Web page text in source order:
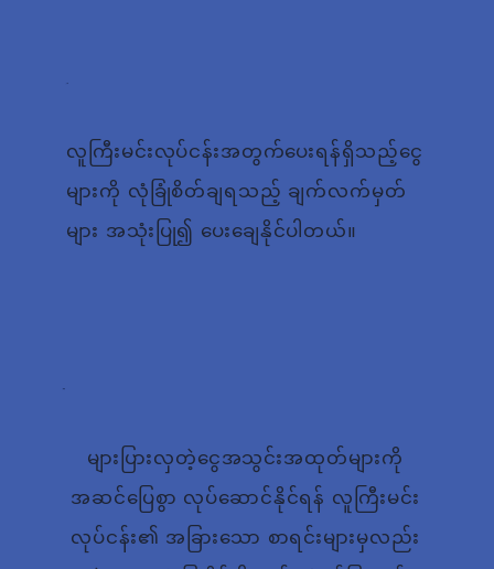
လူကြီးမင်းလုပ်ငန်းအတွက်ပေးရန်ရှိသည့်ငွေ
များကို လုံခြုံစိတ်ချရသည့် ချက်လက်မှတ်
များ အသုံးပြု၍ ပေးချေနိုင်ပါတယ်။
များပြားလှတဲ့ငွေအသွင်းအထုတ်များကို
အဆင်ပြေစွာ လုပ်ဆောင်နိုင်ရန် လူကြီးမင်း
လုပ်ငန်း၏ အခြားသော စာရင်းများမှလည်း